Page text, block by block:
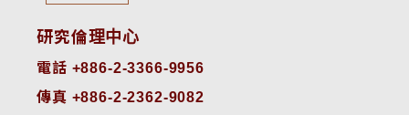
研究倫理中心
電話 +886-2-3366-9956
傳真 +886-2-2362-9082